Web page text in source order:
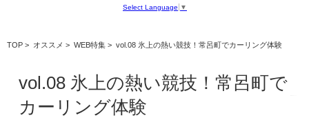
Select Language ▼
TOP > オススメ > WEB特集 > vol.08 氷上の熱い競技！常呂町でカーリング体験
vol.08 氷上の熱い競技！常呂町で
カーリング体験